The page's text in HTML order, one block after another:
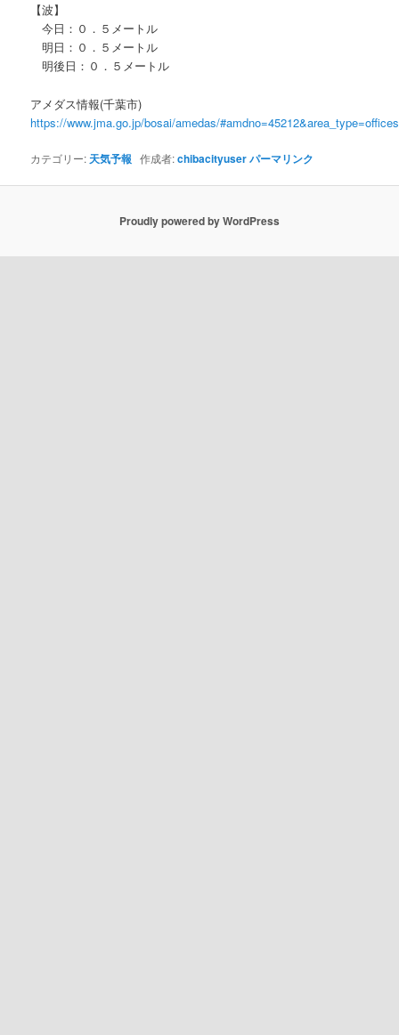
【波】
今日：０．５メートル
明日：０．５メートル
明後日：０．５メートル
アメダス情報(千葉市)
https://www.jma.go.jp/bosai/amedas/
カテゴリー: 天気予報 作成者:chibacityuserパーマリンク
Proudly powered by WordPress